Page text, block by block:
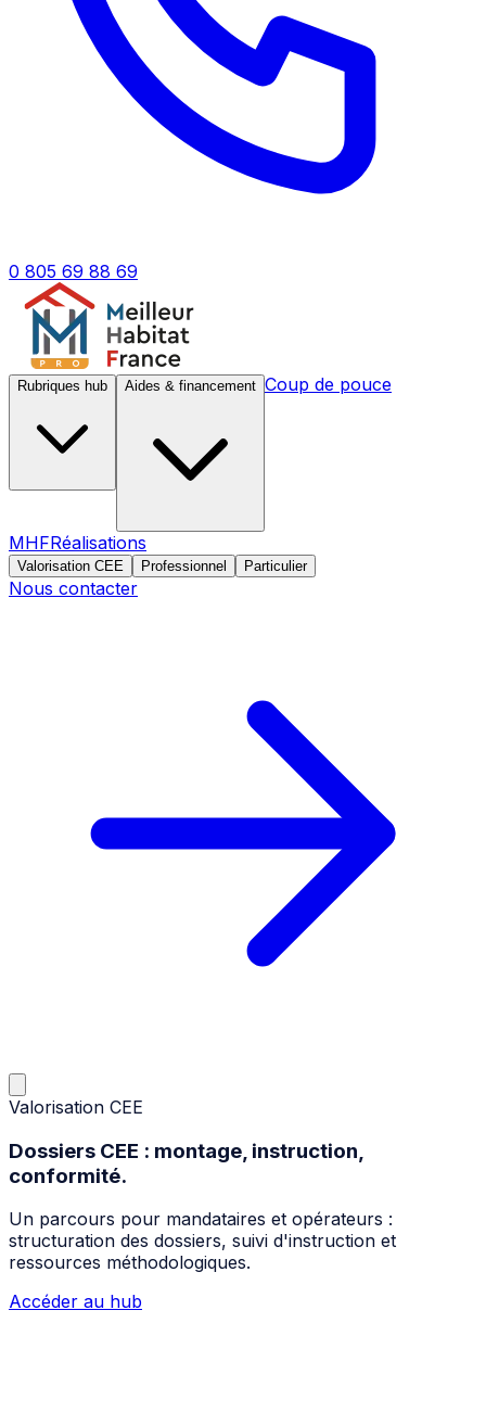
0 805 69 88 69
Rubriques hub Aides & financement Coup de pouce
MHFRéalisations
Valorisation CEE Professionnel Particulier
Nous contacter
Valorisation CEE
Dossiers CEE : montage, instruction,
conformité.
Un parcours pour mandataires et opérateurs :
structuration des dossiers, suivi d'instruction et
ressources méthodologiques.
Accéder au hub